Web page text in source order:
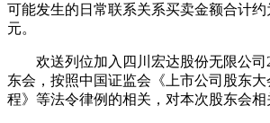
可能发生的日常联系关系买卖金额合计约
元。
欢送列位加入四川宏达股份无限公司
东会，按照中国证监会《上市公司股东
程》等法令律例的相关，对本次股东会相